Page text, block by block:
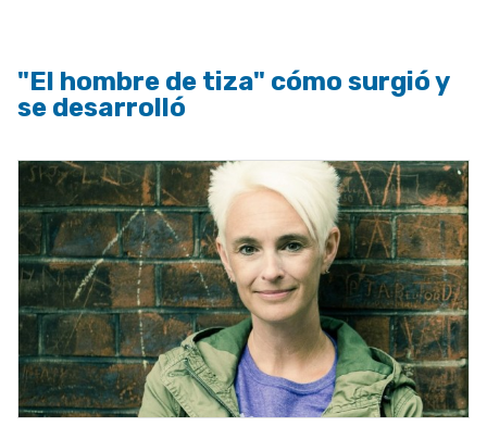
"El hombre de tiza" cómo surgió y
se desarrolló